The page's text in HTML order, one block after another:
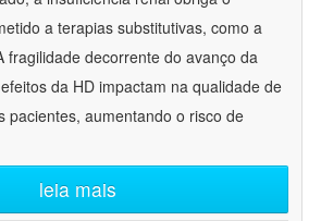
a terapias substitutivas, como a
fragilidade decorrente do avanço da
da HD impactam na qualidade de
pacientes, aumentando o risco de
leia mais